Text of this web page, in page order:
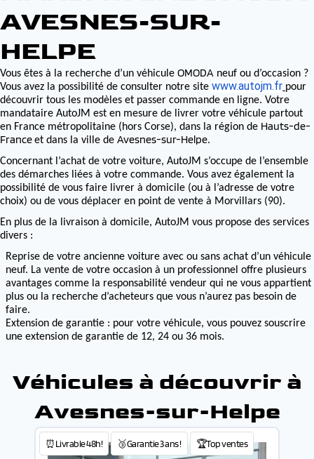
AVESNES-SUR-
HELPE
Vous êtes à la recherche d’un véhicule OMODA neuf ou d’occasion ?
Vous avez la possibilité de consulter notre site www.autojm.fr pour
découvrir tous les modèles et passer commande en ligne. Votre
mandataire AutoJM est en mesure de livrer votre véhicule partout
en France métropolitaine (hors Corse), dans la région de Hauts-de-
Franceet dans la ville de Avesnes-sur-Helpe.
Concernant l’achat de votre voiture, AutoJM s’occupe de l’ensemble
des démarches liées à votre commande. Vous avez également la
possibilité de vous faire livrer à domicile (ou à l’adresse de votre
choix) ou de vous déplacer en point de vente à Morvillars (90).
En plus de la livraison à domicile, AutoJM vous propose des services
divers :
Reprise de votre ancienne voiture avec ou sans achat d’un véhicule
neuf. La vente de votre occasion à un professionnel offre plusieurs
avantages comme la responsabilité vendeur qui ne vous appartient
plus ou la recherche d’acheteurs que vous n’aurez pas besoin de
faire.
Extension de garantie : pour votre véhicule, vous pouvez souscrire
une extension de garantie de 12, 24 ou 36 mois.
Véhicules à découvrir à
Avesnes-sur-Helpe
⏰Livrable 48h! 🥉Garantie 3 ans ! 🏆Top ventes